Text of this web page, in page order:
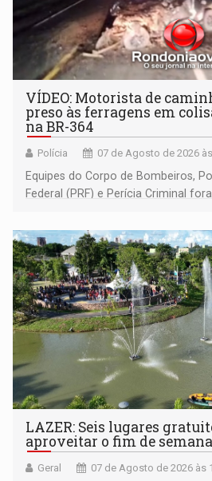
VÍDEO: Motorista de
preso às ferragens em
na BR-364
Polícia 07 de Agosto de 2026
Equipes do Corpo de Bombeiros,
Federal (PRF) e Perícia Criminal
LAZER: Seis lugares
aproveitar o fim de
Geral 07 de Agosto de 2026 às